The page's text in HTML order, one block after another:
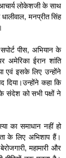
लोकेशजी के साथ
मनप्रीत सिंह
पीस, अभियान के
अमेरिका ईरान शांति
एवं इसके लिए उन्होंने
दिया।उन्होंने कहा कि
संदेश को सभी पक्षों ने
का समाधान नहीं हो
के लिए अभिशाप हैं।
महामारी और